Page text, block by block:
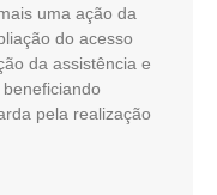
uma ação da
do acesso
da assistência e
pela realização